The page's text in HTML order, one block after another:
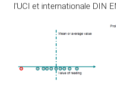
l'UCI et internationale DIN